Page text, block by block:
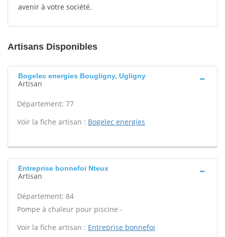
avenir à votre société.
Artisans Disponibles
Bogelec energies Bougligny, Ugligny
Artisan
Département: 77
Voir la fiche artisan : Bogelec energies
Entreprise bonnefoi Nteux
Artisan
Département: 84
Pompe à chaleur pour piscine -
Voir la fiche artisan : Entreprise bonnefoi